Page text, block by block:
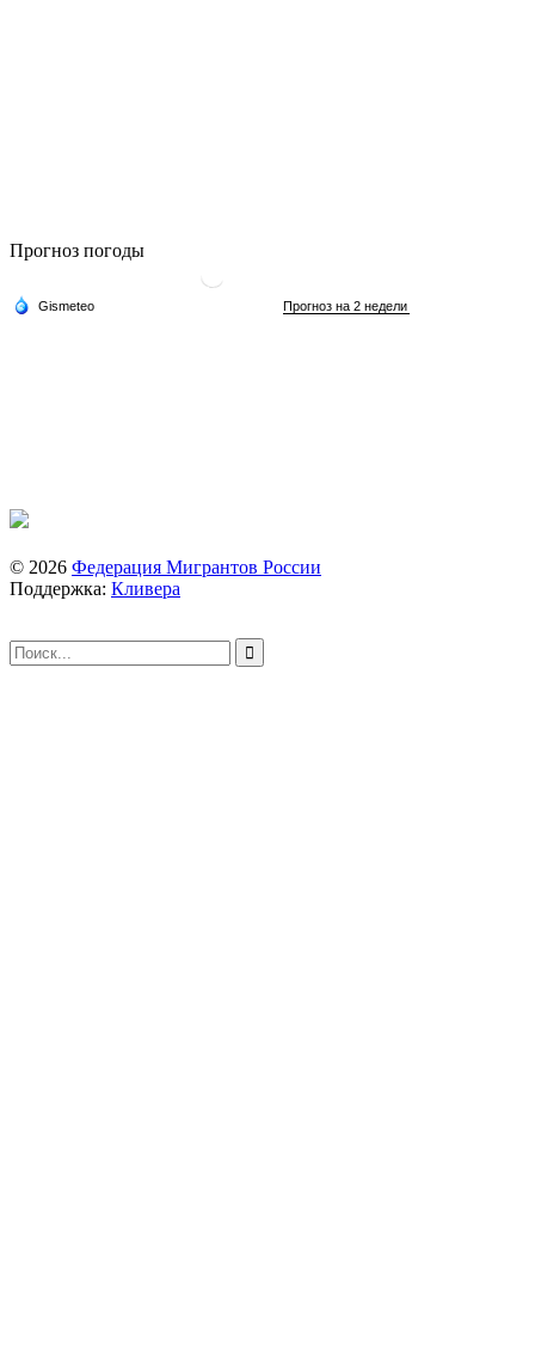
Прогноз погоды
© 2026 Федерация Мигрантов России
Поддержка: Кливера